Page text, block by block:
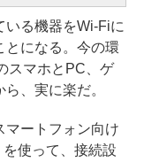
る機器をWi-Fiに
とになる。今の環
スマホとPC、ゲ
、実に楽だ。
ートフォン向け
使って、接続設